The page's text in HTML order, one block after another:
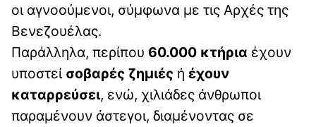
οι αγνοούμενοι, σύμφωνα με τις Αρχές της
Βενεζουέλας.
Παράλληλα, περίπου 60.000 κτήρια έχουν
υποστεί σοβαρές ζημιές ή έχουν
καταρρεύσει, ενώ, χιλιάδες άνθρωποι
παραμένουν άστεγοι, διαμένοντας σε